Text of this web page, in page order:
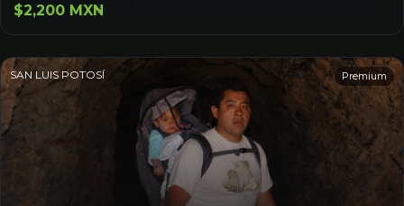
$2,200 MXN
SAN LUIS POTOSÍ Premium